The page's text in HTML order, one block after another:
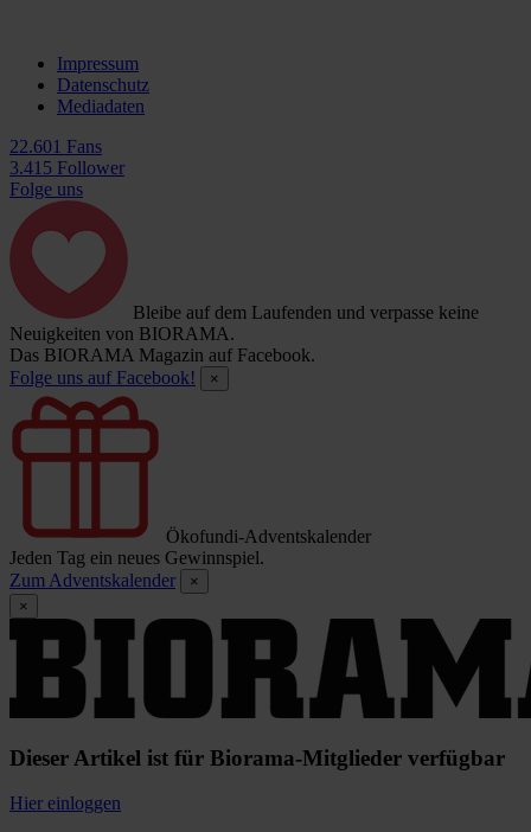
Impressum
Datenschutz
Mediadaten
22.601 Fans
3.415 Follower
Folge uns
Bleibe auf dem Laufenden und verpasse keine
Neuigkeiten von BIORAMA.
Das BIORAMA Magazin auf Facebook.
Folge uns auf Facebook!
×
Ökofundi-Adventskalender
Jeden Tag ein neues Gewinnspiel.
Zum Adventskalender
×
×
Dieser Artikel ist für Biorama-Mitglieder verfügbar
Hier einloggen